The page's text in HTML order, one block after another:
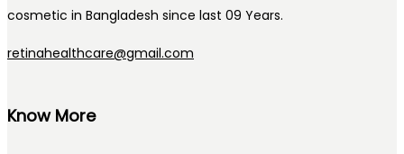
cosmetic in Bangladesh since last 09 Years.
retinahealthcare@gmail.com
Know More